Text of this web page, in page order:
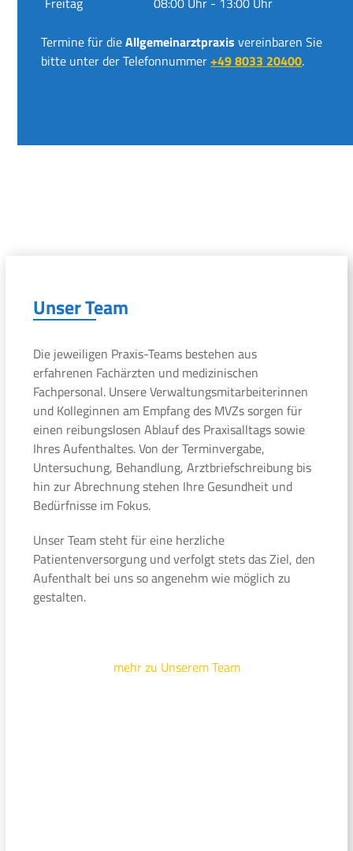
Termine für dieAllgemeinarztpraxis vereinbaren Sie
bitte unter der Telefonnummer+49 8033 20400.
Unser Team
Die jeweiligen Praxis-Teams bestehen aus
erfahrenen Fachärzten und medizinischen
Fachpersonal. Unsere Verwaltungsmitarbeiterinnen
und Kolleginnen am Empfang des MVZs sorgen für
einen reibungslosen Ablauf des Praxisalltags sowie
Ihres Aufenthaltes. Von der Terminvergabe,
Untersuchung, Behandlung, Arztbriefschreibung bis
hin zur Abrechnung stehen Ihre Gesundheit und
Bedürfnisse im Fokus.
Unser Team steht für eine herzliche
Patientenversorgung und verfolgt stets das Ziel, den
Aufenthalt bei uns so angenehm wie möglich zu
gestalten.
mehr zu Unserem Team